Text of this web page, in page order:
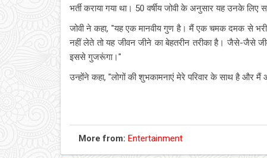
भर्ती कराया गया था। 50 वर्षीय जोवी के अनुसार यह उनके लिए
जोवी ने कहा, "यह एक मानवीय गुण है। मैं एक चमक दमक से
नहीं लेते तो यह जीवन जीने का बेहतरीन तरीका है। जैसे-जैसे
इससे गुजरूंगा।"
उन्होंने कहा, "लोगों की शुभकामनाएं मेरे परिवार के साथ है और
More from: Entertainment